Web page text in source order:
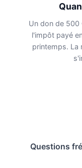
Un don de
l'impôt payé
printemps. La
Questions